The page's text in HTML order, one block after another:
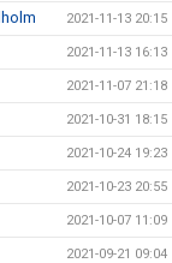
2021-11-13 20:15
2021-11-13 16:13
2021-11-07 21:18
2021-10-31 18:15
2021-10-24 19:23
2021-10-23 20:55
2021-10-07 11:09
2021-09-21 09:04